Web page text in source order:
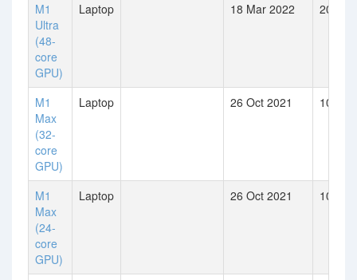
M1
Ultra
(48-
core
GPU)
Laptop 18 Mar 2022 20
M1
Max
(32-
core
GPU)
Laptop 26 Oct 2021 10
M1
Max
(24-
core
GPU)
Laptop 26 Oct 2021 10